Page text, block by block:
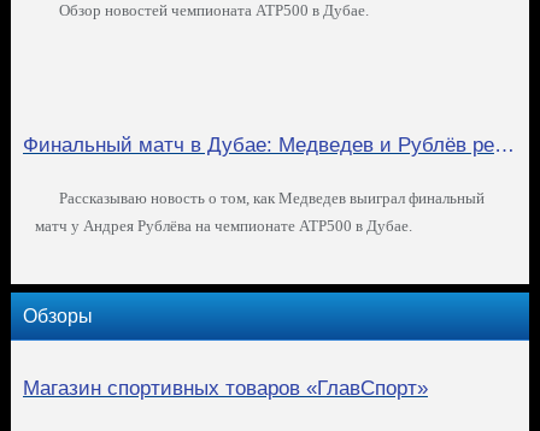
Обзор новостей чемпионата ATP500 в Дубае.
Финальный матч в Дубае: Медведев и Рублёв решили кто из них лучший
Рассказываю новость о том, как Медведев выиграл финальный
матч у Андрея Рублёва на чемпионате ATP500 в Дубае.
Обзоры
Магазин спортивных товаров «ГлавСпорт»